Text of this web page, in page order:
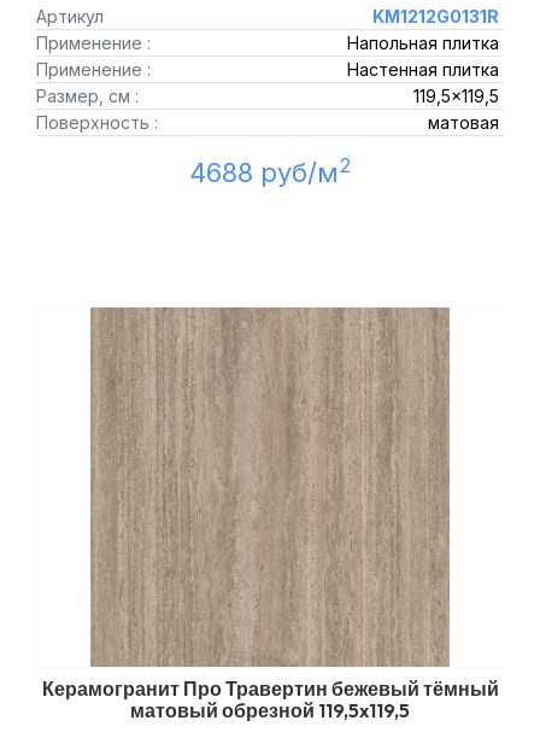
Артикул
KM1212G0131R
Применение :
Напольная плитка
Применение :
Настенная плитка
Размер, см :
119,5x119,5
Поверхность :
матовая
4688 руб/м2
Керамогранит Про Травертин бежевый тёмный
матовый обрезной 119,5x119,5